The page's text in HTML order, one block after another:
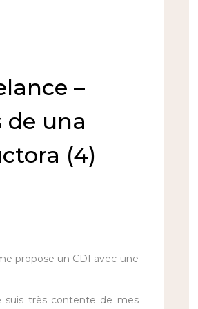
–
de una
(4)
propose un CDI avec une
suis très contente de mes